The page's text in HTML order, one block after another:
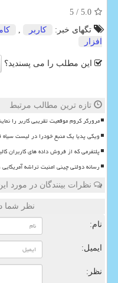
5.0
/ 5
تگهای خبر:
كاربر ,
افزار
این مطلب را می پسندید؟
تازه ترین مطالب مرتبط
مرورگر کروم موقعیت تقریبی کاربر را
ویکی پدیا یک منبع خودرا در لیست سیاه
پلتفرمی که از فروش داده های کاربران
رسانه دولتی چینی امنیت تراشه
نظرات بینندگان در مورد
نظر شما
نام:
ایمیل:
نظر: